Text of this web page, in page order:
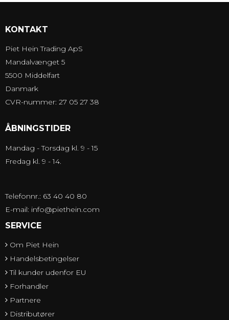
KONTAKT
Piet Hein Trading ApS
Mandalvænget 5
5500 Middelfart
Danmark
CVR-nummer: 27 05 27 38
ÅBNINGSTIDER
Mandag - Torsdag kl. 9 - 15
Fredag kl. 9 - 14.
Telefonnr.: 63 40 40 80
E-mail: info@piethein.com
SERVICE
Om Piet Hein
Handelsbetingelser
Til kunder udenfor EU
Forhandler
Partnere
Distributører